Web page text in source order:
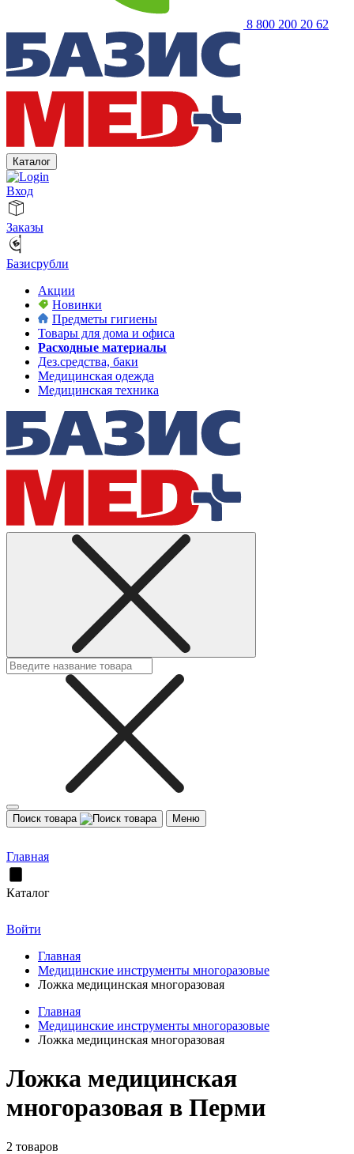
8 800 200 20 62
Каталог
Вход
Заказы
Базисрубли
Акции
Новинки
Предметы гигиены
Товары для дома и офиса
Расходные материалы
Дез.средства, баки
Медицинская одежда
Медицинская техника
Поиск товара Меню
Главная
Каталог
Войти
Главная
Медицинские инструменты многоразовые
Ложка медицинская многоразовая
Главная
Медицинские инструменты многоразовые
Ложка медицинская многоразовая
Ложка медицинская
многоразовая в Перми
2 товаров